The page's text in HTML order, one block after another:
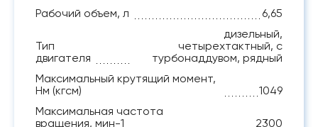
Рабочий объем, л
6,65
Тип
двигателя
дизельный,
четырехтактный, с
турбонаддувом, рядный
Максимальный крутящий момент,
Нм (кгсм)
1049
Максимальная частота
вращения, мин-1
2300